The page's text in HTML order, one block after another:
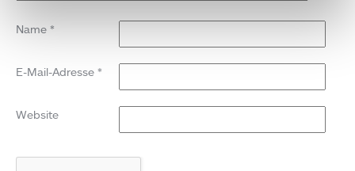
Name *
E-Mail-Adresse *
Website